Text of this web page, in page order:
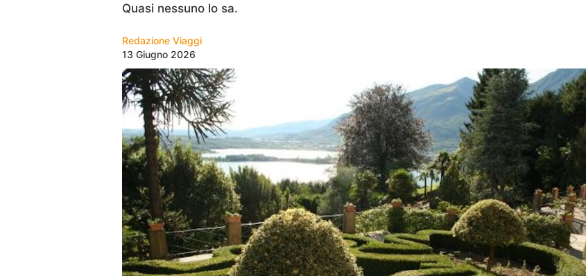
Quasi nessuno lo sa.
Redazione Viaggi
13 Giugno 2026